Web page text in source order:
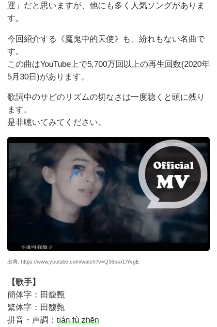
運」だと思いますが、他にも多く人気ソングがありま
す。
今回紹介する《魔鬼中的天使》も、紛れもない名曲で
す。
この曲はYouTube上で5,700万回以上の再生回数(2020年
5月30日)があります。
歌詞中のサビのリズムの切なさは一度聴くと頭に残り
ます。
是非聴いてみてください。
出典: https://www.youtube.com/watch?v=Q36ssxDYvgE
【歌手】
簡体字： 田馥甄
繁体字：田馥甄
拼音・声調： tián fù zhēn